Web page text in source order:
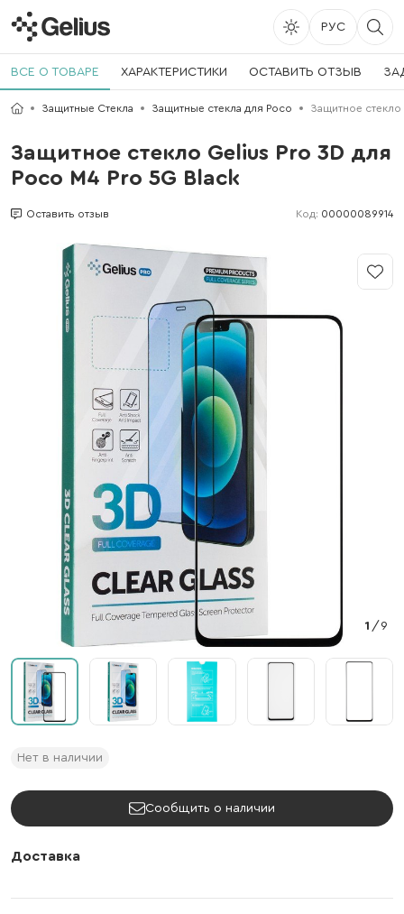
РУС
ВСЕ О ТОВАРЕ ХАРАКТЕРИСТИКИ ОСТАВИТЬ ОТЗЫВ
Защитные Стекла Защитные стекла для Poco Защитное стекло
Защитное стекло Gelius Pro 3D для
Poco M4 Pro 5G Black
Оставить отзыв Код: 00000089914
1 / 9
Нет в наличии
Сообщить о наличии
Доставка